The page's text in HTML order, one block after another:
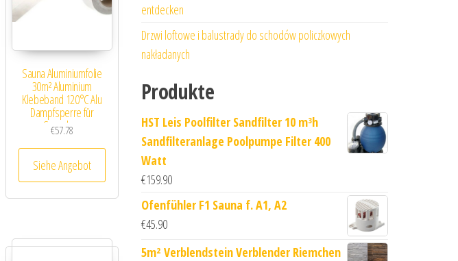
Sauna Aluminiumfolie
30m² Aluminium
Klebeband 120°C Alu
Dampfsperre für
Saunabau
€57.78
Siehe Angebot
entdecken
Drzwi loftowe i balustrady do schodów policzkowych
nakładanych
Produkte
HST Leis Poolfilter Sandfilter 10 m³h
Sandfilteranlage Poolpumpe Filter 400
Watt
€159.90
Ofenfühler F1 Sauna f. A1, A2
€45.90
5m² Verblendstein Verblender Riemchen